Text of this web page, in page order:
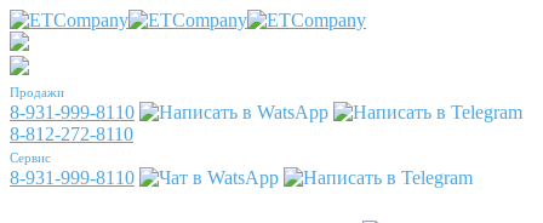
Продажи
8-931-999-8110
8-812-272-8110
Сервис
8-931-999-8110